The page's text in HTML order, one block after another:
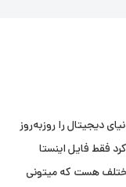
دیجیتال را روز‌به‌روز
فقط فایل اینستا
هست که میتونی